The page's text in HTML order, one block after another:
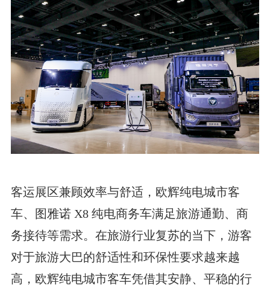
客运展区兼顾效率与舒适，欧辉纯电城市客
车、图雅诺 X8 纯电商务车满足旅游通勤、商
务接待等需求。在旅游行业复苏的当下，游客
对于旅游大巴的舒适性和环保性要求越来越
高，欧辉纯电城市客车凭借其安静、平稳的行